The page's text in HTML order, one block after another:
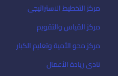
مركز التخطيط الاستراتيجى
مركز القياس والتقويم
مركز محو الأمية وتعليم الكبار
نادى ريادة الأعمال